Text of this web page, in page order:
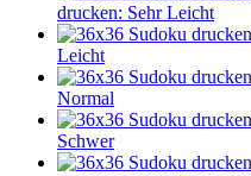
drucken: Sehr Leicht
Leicht
Normal
Schwer